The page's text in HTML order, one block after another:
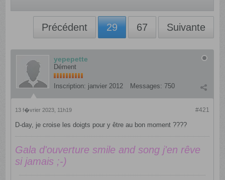
Précédent 29 67 Suivante
yepepette
Dément
Inscription: janvier 2012 Messages: 750
#421
13 f�vrier 2023, 11h19
D-day, je croise les doigts pour y être au bon moment ????
Gala d'ouverture smile and song j'en rêve
si jamais ;-)